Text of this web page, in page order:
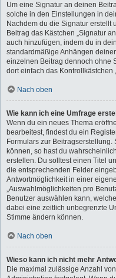
Um eine Signatur an deinen
solche in den Einstellungen in
Nachdem du die Signatur erstellt
Beitrag das Kästchen „Signatur
auch hinzufügen, indem du in
standardmäßige Anhängen
einzelnen Beitrag dennoch ohne
dort einfach das Kontrollkästchen
Nach oben
Wie kann ich eine Umfrage
Wenn du ein neues Thema
bearbeitest, findest du ein
Formulars zur
können, so hast du
erstellen. Du solltest einen Titel
die entsprechenden Felder
Antwortmöglichkeit in einer
„Auswahlmöglichkeiten pro
Benutzer auswählen kann,
dabei eine zeitlich unbegrenzte
Stimme ändern können.
Nach oben
Wieso kann ich nicht mehr
Die maximal zulässige Anzahl